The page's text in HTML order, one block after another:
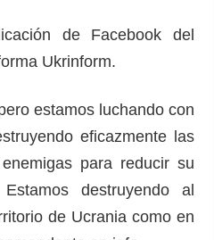
de Facebook del
Ukrinform.
estamos luchando con
eficazmente las
para reducir su
destruyendo al
de Ucrania como en